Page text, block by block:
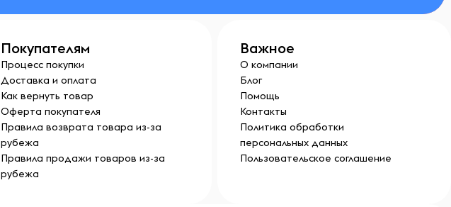
Покупателям
Процесс покупки
Доставка и оплата
Как вернуть товар
Оферта покупателя
Правила возврата товара из-за
рубежа
Правила продажи товаров из-за
рубежа
Важное
О компании
Блог
Помощь
Контакты
Политика обработки
персональных данных
Пользовательское соглашение